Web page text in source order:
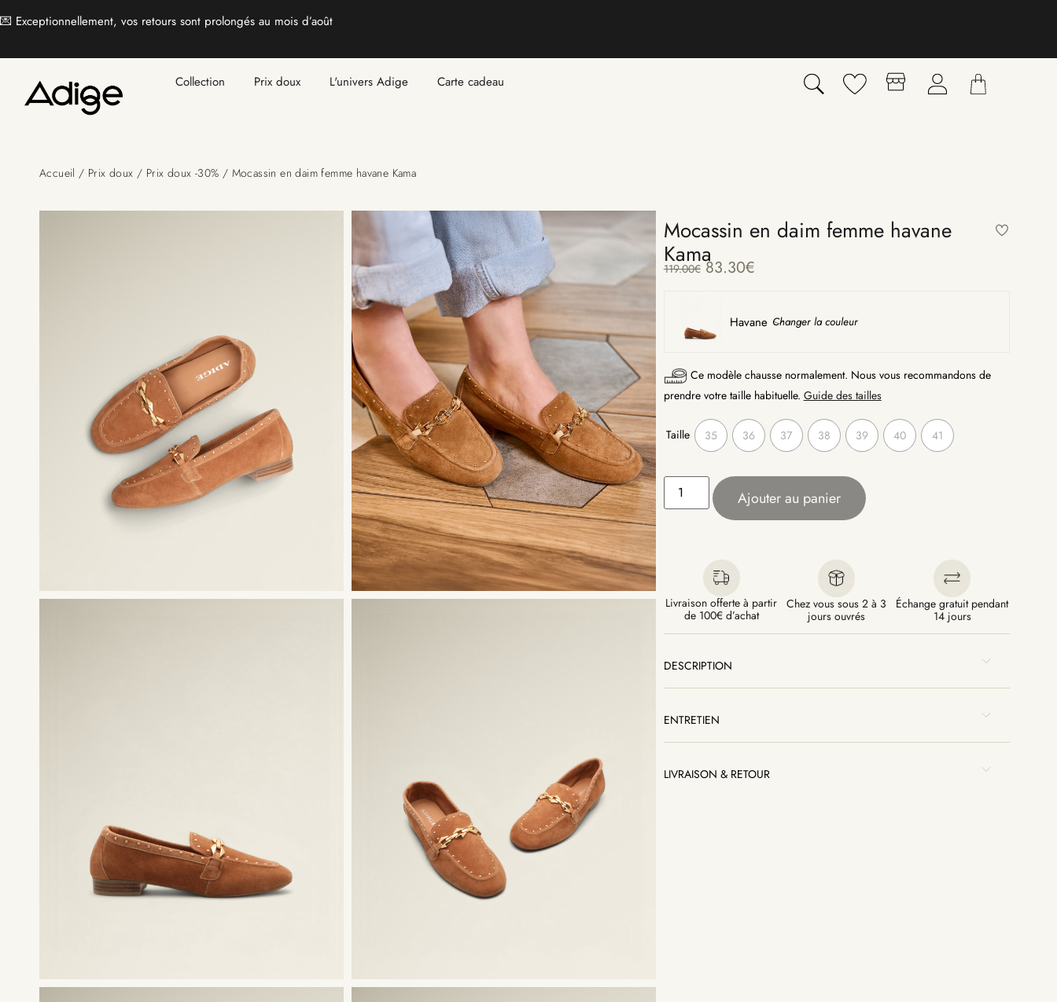
💌 Exceptionnellement, vos retours sont prolongés au mois d’août
Collection Prix doux L'univers Adige Carte cadeau
Accueil / Prix doux / Prix doux -30% / Mocassin en daim femme havane Kama
Mocassin en daim femme havane
Kama
119.00€ 83.30€
Havane Changer la couleur
〉
Ce modèle chausse normalement. Nous vous recommandons de
prendre votre taille habituelle. Guide des tailles
Taille 35 36 37 38 39 40 41
Ajouter au panier
Livraison offerte à partir
de 100€ d’achat
Chez vous sous 2 à 3
jours ouvrés
Échange gratuit pendant
14 jours
DESCRIPTION
ENTRETIEN
LIVRAISON & RETOUR